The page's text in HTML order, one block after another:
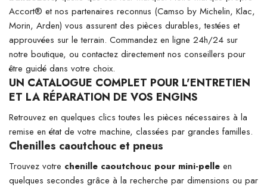
Accort® et nos partenaires reconnus (Camso by Michelin, Klac,
Morin, Arden) vous assurent des pièces durables, testées et
approuvées sur le terrain. Commandez en ligne 24h/24 sur
notre boutique, ou contactez directement nos conseillers pour
être guidé dans votre choix.
UN CATALOGUE COMPLET POUR L'ENTRETIEN
ET LA RÉPARATION DE VOS ENGINS
Retrouvez en quelques clics toutes les pièces nécessaires à la
remise en état de votre machine, classées par grandes familles.
Chenilles caoutchouc et pneus
Trouvez votre chenille caoutchouc pour mini-pelle en
quelques secondes grâce à la recherche par dimensions ou par